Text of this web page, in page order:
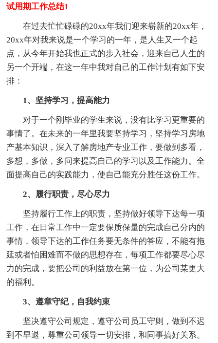
试用期工作总结1
在过去忙忙碌碌的20xx年我们迎来崭新的20xx年，
20xx年对我来说是一个学习的一年，是人生又一个起
点，从今年开始我也正式的步入社会，迎来自己人生的
另一个开端，在这一年中我对自己的工作计划有如下安
排：
1、坚持学习，提高能力
对于一个刚毕业的学生来说，没有比学习更重要的
事情了。在未来的一年里我要坚持学习，坚持学习房地
产基本知识，深入了解房地产专业工作，要做到多看，
多想，多做，多问来提高自己的学习以及工作能力。全
面提高自己的实践能力，使自己能充分胜任这份工作。
2、履行职责，尽心尽力
坚持履行工作上的职责，坚持做好领导下达每一项
工作，在日常工作中一定要保质保量的完成自己分内的
事情，领导下达的工作任务要无条件的答应，不能有拖
延或者怕困难而不做的思想存在，每项工作都要尽心尽
力的完成，要把公司的利益放在第一位，为公司某更大
的福利。
3、遵章守纪，自我约束
坚决遵守公司规定，遵守公司员工守则，做到不迟
到不早退，尊重公司领导一切安排，和同事搞好关系。